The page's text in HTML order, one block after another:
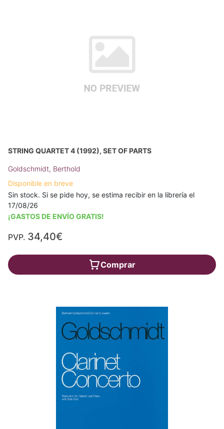
STRING QUARTET 4 (1992), SET OF PARTS
Goldschmidt, Berthold
Disponible en breve
Sin stock. Si se pide hoy, se estima recibir en la librería el
17/08/26
¡GASTOS DE ENVÍO GRATIS!
PVP. 34,40€
Comprar